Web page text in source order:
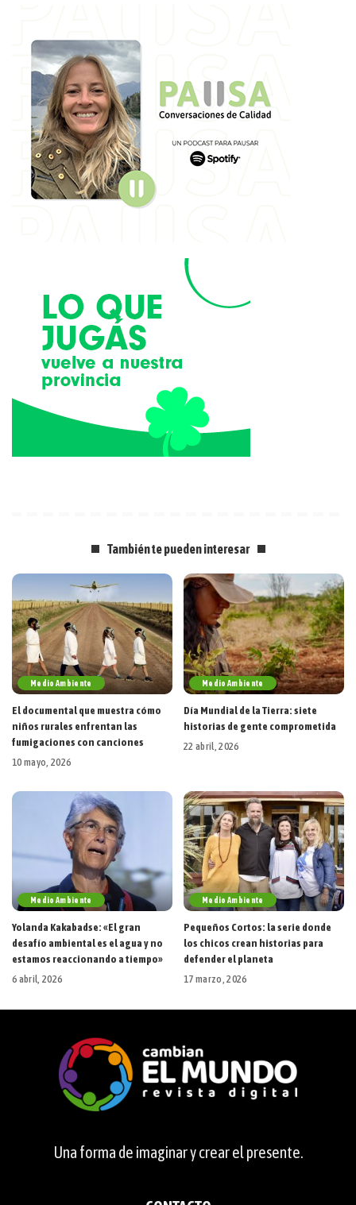
También te pueden interesar
Medio Ambiente
El documental que muestra cómo
niños rurales enfrentan las
fumigaciones con canciones
10 mayo, 2026
Medio Ambiente
Día Mundial de la Tierra: siete
historias de gente comprometida
22 abril, 2026
Medio Ambiente
Yolanda Kakabadse: «El gran
desafío ambiental es el agua y no
estamos reaccionando a tiempo»
6 abril, 2026
Medio Ambiente
Pequeños Cortos: la serie donde
los chicos crean historias para
defender el planeta
17 marzo, 2026
Una forma de imaginar y crear el presente.